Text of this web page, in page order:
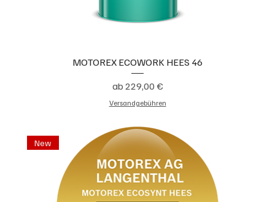
MOTOREX ECOWORK HEES 46
ab 229,00 €
Sale-Preis
Versandgebühren
New